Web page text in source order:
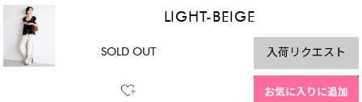
LIGHT-BEIGE
SOLD OUT 入荷リクエスト
お気に入りに追加